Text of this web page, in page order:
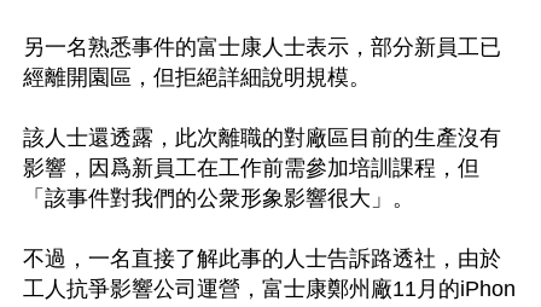
另一名熟悉事件的富士康人士表示，部分新員工已
經離開園區，但拒絕詳細說明規模。
該人士還透露，此次離職的對廠區目前的生產沒有
影響，因爲新員工在工作前需參加培訓課程，但
「該事件對我們的公衆形象影響很大」。
不過，一名直接了解此事的人士告訴路透社，由於
工人抗爭影響公司運營，富士康鄭州廠11月的iPhon